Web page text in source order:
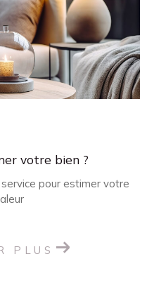
votre bien ?
pour estimer votre
PLUS